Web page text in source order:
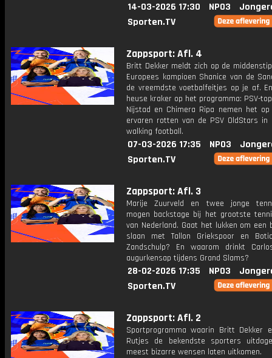
14-03-2026 17:30 NPO3
Sporten.TV
Zappsport: Afl. 4
Britt Dekker meldt zich op de
Europees kampioen Shanice van de
de vreemdste voetbalfeitjes op je af.
heuse kraker op het programma: PSV-
Nijstad en Chimera Ripa nemen het
ervaren rotten van de PSV OldStars in
walking football.
07-03-2026 17:35 NPO3
Sporten.TV
Zappsport: Afl. 3
Marije Zuurveld en twee jonge
mogen backstage bij het grootste
van Nederland. Gaat het lukken om een
slaan met Tallon Griekspoor en
Zandschulp? En waarom drinkt
augurkensap tijdens Grand Slams?
28-02-2026 17:35 NPO3
Sporten.TV
Zappsport: Afl. 2
Sportprogramma waarin Britt Dekker
Rutjes de bekendste sporters
meest bizarre wensen laten uitkomen.